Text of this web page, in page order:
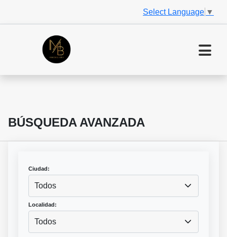
Select Language ▼
BÚSQUEDA AVANZADA
Ciudad:
Todos
Localidad:
Todos